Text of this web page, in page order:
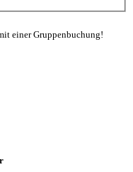
einer Gruppenbuchung!